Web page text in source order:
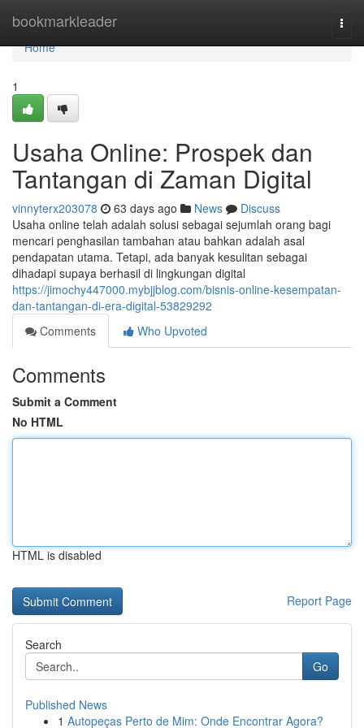
bookmarkleader
Home
Home
1
Usaha Online: Prospek dan
Tantangan di Zaman Digital
vinnyterx203078 63 days ago News
Discuss
Usaha online telah adalah solusi sebagai sejumlah orang bagi
mencari penghasilan tambahan atau bahkan adalah asal
pendapatan utama. Tetapi, ada banyak kesulitan sebagai
dihadapi supaya berhasil di lingkungan digital
https://jimochy447000.mybjjblog.com/bisnis-online-kesempatan-
dan-tantangan-di-era-digital-53829292
Comments
Who Upvoted
Comments
Submit a Comment
No HTML
HTML is disabled
Report Page
Search
Go
Published News
1 Autopeças Perto de Mim: Onde Encontrar Agora?